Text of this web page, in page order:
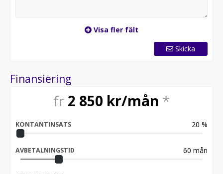
Visa fler fält
Skicka
Finansiering
fr 2 850 kr/mån *
KONTANTINSATS 20 %
AVBETALNINGSTID 60 mån